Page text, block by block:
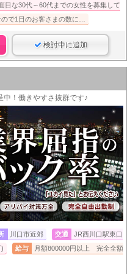
目な30代～60代までの女性を募集して
で1日のお客さまの数に…
検討中に追加
中！働きやすさ抜群です♪
川口市近郊 交通
JR西川口駅東口
給与
月額800000円以上 完全全額